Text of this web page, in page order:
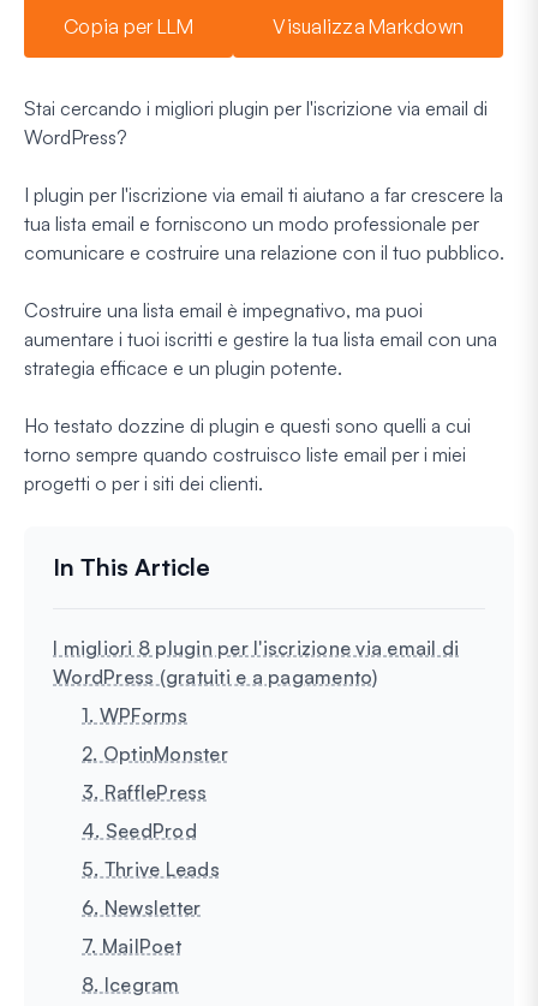
Copia per LLM Visualizza Markdown
Stai cercando i migliori plugin per l'iscrizione via email di
WordPress?
I plugin per l'iscrizione via email ti aiutano a far crescere la
tua lista email e forniscono un modo professionale per
comunicare e costruire una relazione con il tuo pubblico.
Costruire una lista email è impegnativo, ma puoi
aumentare i tuoi iscritti e gestire la tua lista email con una
strategia efficace e un plugin potente.
Ho testato dozzine di plugin e questi sono quelli a cui
torno sempre quando costruisco liste email per i miei
progetti o per i siti dei clienti.
I migliori 8 plugin per l'iscrizione via email di
WordPress (gratuiti e a pagamento)
1. WPForms
2. OptinMonster
3. RafflePress
4. SeedProd
5. Thrive Leads
6. Newsletter
7. MailPoet
8. Icegram